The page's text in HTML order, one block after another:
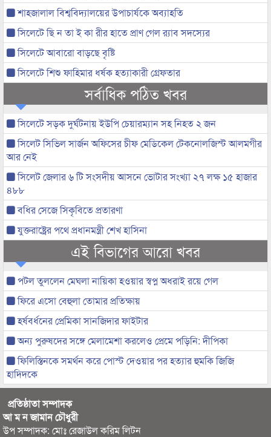
শাহজালাল বিশ্ববিদ্যালয়ের উপাচার্যকে অব্যাহতি
সিলেটে ছি ন তা ই কা রীর হাতে প্রাণ গেল র‌্যাব সদস্যের
সিলেটে আবারো বাড়ছে বৃষ্টি
সিলেটে শিশু ফাহিমার ধর্ষক হত্যাকারী গ্রেফতার
সর্বাধিক পঠিত খবর
সিলেটে সড়ক দুর্ঘটনায় ইউপি চেয়ারম্যান সহ নিহত ২ জন
সিলেট সিভিল সার্জন অফিসের চীফ মেডিকেল টেকনোলজিস্ট আলমগীর
আর নেই
সিলেট জেলার ৬ টি সংসদীয় আসনে ভোটার সংখ্যা ২৭ লক্ষ ১৫ হাজার
৪৮৮
বধির সেজে সিকৃবিতে প্রতারণা
যুক্তরাষ্ট্রের পথে প্রধানমন্ত্রী শেখ হাসিনা
এই বিভাগের আরো খবর
পটল তুললেন মেঘলা নায়িকা হওয়ার স্বপ্ন অধরাই রয়ে গেল
ফিরে এসো বেহুলা তোমার প্রতিক্ষায়
হর্ষবর্ধনের প্রেমিকা সানজিদার ফাইটার
অন্য পুরুষদের সঙ্গে মেলামেশা করলেও প্রেমে পড়িনি: দীপিকা
ফিলিস্তিনকে সমর্থন করে পোস্ট দেওয়ার পর হত্যার হুমকি জিজি
হাদিদকে
প্রতিষ্ঠাতা সম্পাদক
আ ম ন জামান চৌধুরী
উপ সম্পাদক: মোঃ রেজাউল করিম লিটন